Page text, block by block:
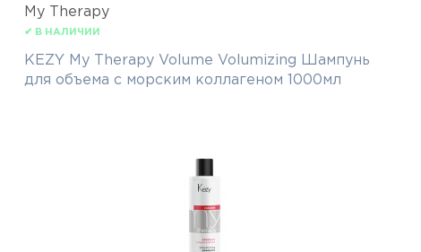
My Therapy
✔ В НАЛИЧИИ
KEZY My Therapy Volume Volumizing Шампунь
для объема с морским коллагеном 1000мл